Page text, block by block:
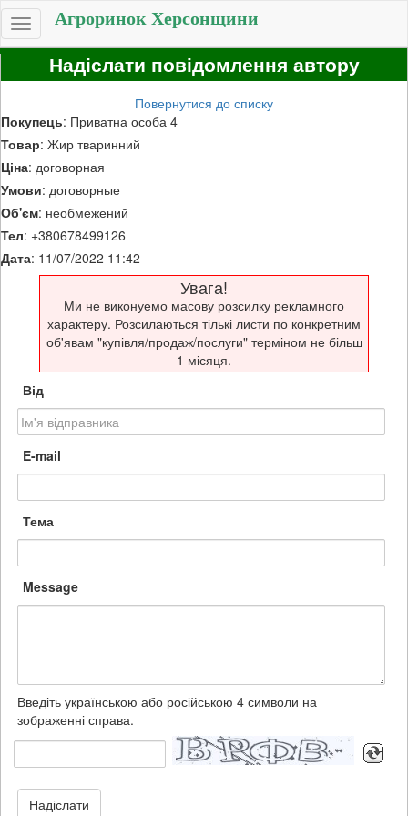
Toggle
navigation
Агроринок Херсонщини
Надіслати повідомлення автору
Повернутися до списку
Покупець: Приватна особа 4
Товар: Жир тваринний
Ціна: договорная
Умови: договорные
Об'єм: необмежений
Тел: +380678499126
Дата: 11/07/2022 11:42
Увага!
Ми не виконуемо масову розсилку рекламного
характеру. Розсилаються тількі листи по конкретним
об'явам "купівля/продаж/послуги" терміном не більш
1 місяця.
Від
E-mail
Тема
Message
Введіть українською або російською 4 символи на
зображенні справа.
Надіслати